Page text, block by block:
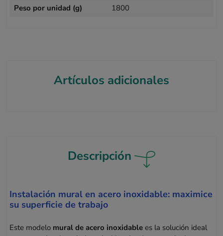
Peso por unidad (g)
1800
Artículos adicionales
Descripción
Instalación mural en acero inoxidable: maximice
su superficie de trabajo
Este modelo mural de acero inoxidable es la solución ideal